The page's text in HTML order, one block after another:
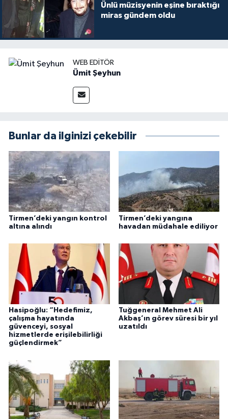
Ünlü müzisyenin eşine bıraktığı
miras gündem oldu
WEB EDITÖR
Ümit Şeyhun
Bunlar da ilginizi çekebilir
Tirmen’deki yangın kontrol
altına alındı
Tirmen’deki yangına
havadan müdahale ediliyor
Hasipoğlu: “Hedefimiz,
çalışma hayatında
güvenceyi, sosyal
hizmetlerde erişilebilirliği
güçlendirmek”
Tuğgeneral Mehmet Ali
Akbaş’ın görev süresi bir yıl
uzatıldı